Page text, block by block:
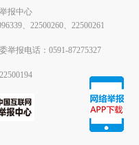
报中心
、22500260、22500261
举报电话：0591-87275327